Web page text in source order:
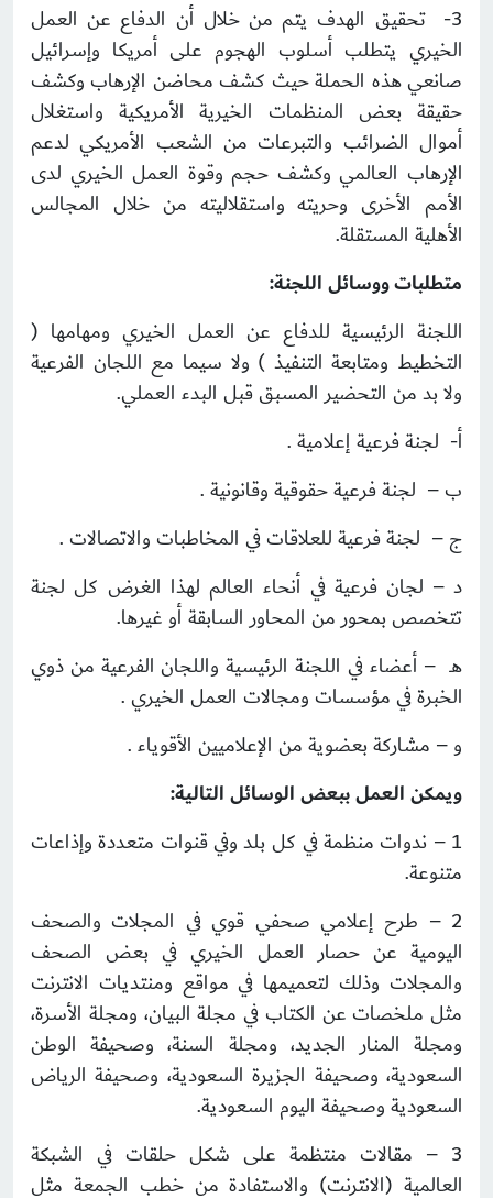
3- تحقيق الهدف يتم من خلال أن الدفاع عن العمل
الخيري يتطلب أسلوب الهجوم على أمريكا وإسرائيل
صانعي هذه الحملة حيث كشف محاضن الإرهاب وكشف
حقيقة بعض المنظمات الخيرية الأمريكية واستغلال
أموال الضرائب والتبرعات من الشعب الأمريكي لدعم
الإرهاب العالمي وكشف حجم وقوة العمل الخيري لدى
الأمم الأخرى وحريته واستقلاليته من خلال المجالس
الأهلية المستقلة.
متطلبات ووسائل اللجنة:
اللجنة الرئيسية للدفاع عن العمل الخيري ومهامها (
التخطيط ومتابعة التنفيذ ) ولا سيما مع اللجان الفرعية
ولا بد من التحضير المسبق قبل البدء العملي.
أ- لجنة فرعية إعلامية .
ب – لجنة فرعية حقوقية وقانونية .
ج – لجنة فرعية للعلاقات في المخاطبات والاتصالات .
د – لجان فرعية في أنحاء العالم لهذا الغرض كل لجنة
تتخصص بمحور من المحاور السابقة أو غيرها.
هـ – أعضاء في اللجنة الرئيسية واللجان الفرعية من ذوي
الخبرة في مؤسسات ومجالات العمل الخيري .
و – مشاركة بعضوية من الإعلاميين الأقوياء .
ويمكن العمل ببعض الوسائل التالية:
1 – ندوات منظمة في كل بلد وفي قنوات متعددة وإذاعات
متنوعة.
2 – طرح إعلامي صحفي قوي في المجلات والصحف
اليومية عن حصار العمل الخيري في بعض الصحف
والمجلات وذلك لتعميمها في مواقع ومنتديات الانترنت
مثل ملخصات عن الكتاب في مجلة البيان، ومجلة الأسرة،
ومجلة المنار الجديد، ومجلة السنة، وصحيفة الوطن
السعودية، وصحيفة الجزيرة السعودية، وصحيفة الرياض
السعودية وصحيفة اليوم السعودية.
3 – مقالات منتظمة على شكل حلقات في الشبكة
العالمية (الانترنت) والاستفادة من خطب الجمعة مثل